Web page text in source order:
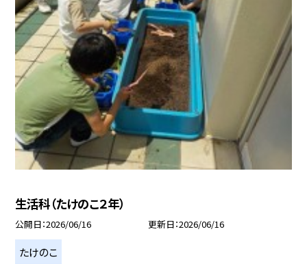
生活科（たけのこ２年）
公開日 2026/06/16 更新日 2026/06/16
たけのこ